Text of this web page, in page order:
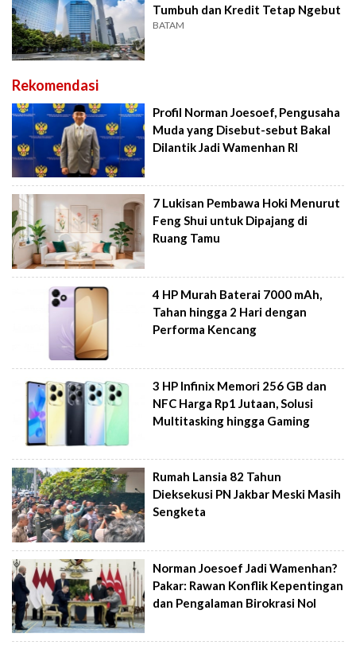
Tumbuh dan Kredit Tetap Ngebut
BATAM
Rekomendasi
Profil Norman Joesoef, Pengusaha
Muda yang Disebut-sebut Bakal
Dilantik Jadi Wamenhan RI
7 Lukisan Pembawa Hoki Menurut
Feng Shui untuk Dipajang di
Ruang Tamu
4 HP Murah Baterai 7000 mAh,
Tahan hingga 2 Hari dengan
Performa Kencang
3 HP Infinix Memori 256 GB dan
NFC Harga Rp1 Jutaan, Solusi
Multitasking hingga Gaming
Rumah Lansia 82 Tahun
Dieksekusi PN Jakbar Meski Masih
Sengketa
Norman Joesoef Jadi Wamenhan?
Pakar: Rawan Konflik Kepentingan
dan Pengalaman Birokrasi Nol